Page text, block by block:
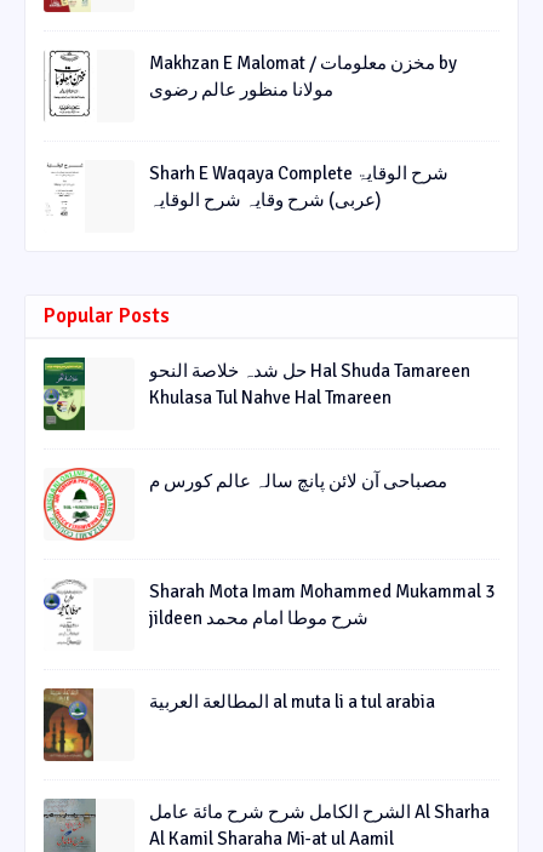
Makhzan E Malomat / مخزن معلومات by
مولانا منظور عالم رضوی
Sharh E Waqaya Complete شرح الوقایۃ
(عربی) شرح وقایہ شرح الوقایہ
Popular Posts
حل شدہ خلاصة النحو Hal Shuda Tamareen
Khulasa Tul Nahve Hal Tmareen
مصباحی آن لائن پانچ سالہ عالم کورس م
Sharah Mota Imam Mohammed Mukammal 3
jildeen شرح موطا امام محمد
المطالعة العربية al muta li a tul arabia
الشرح الکامل شرح شرح مائة عامل Al Sharha
Al Kamil Sharaha Mi-at ul Aamil